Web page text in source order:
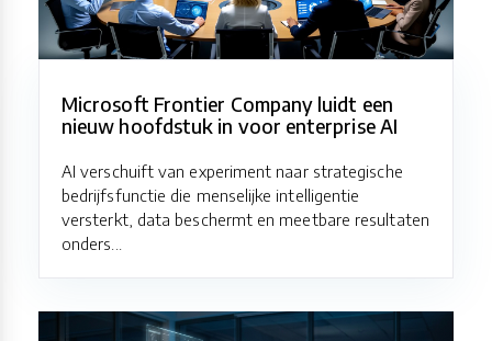
Microsoft Frontier Company luidt een
nieuw hoofdstuk in voor enterprise AI
AI verschuift van experiment naar strategische
bedrijfsfunctie die menselijke intelligentie
versterkt, data beschermt en meetbare resultaten
onders...